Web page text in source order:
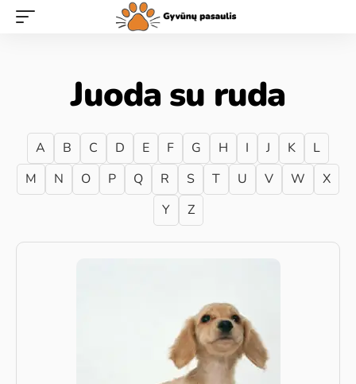
Juoda su ruda
A B C D E F G H I J K
L
M
N O P Q R S T U V W
X
Y
Z